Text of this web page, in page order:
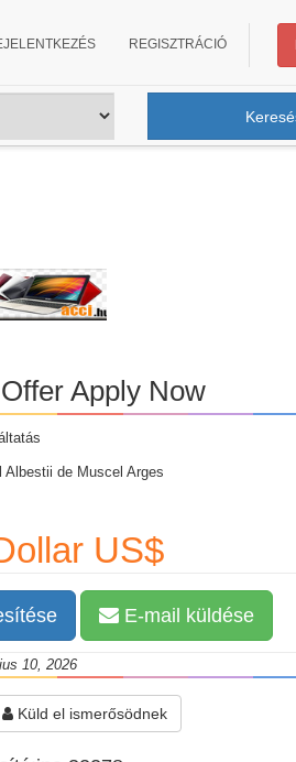
REGISZTRÁCIÓ
Apply Now
Albestii de Muscel Arges
US$
E-mail küldése
10, 2026
Küld el ismerősödnek